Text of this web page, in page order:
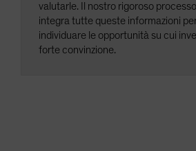
valutarle. Il nostro rigoroso
integra tutte queste informazioni
individuare le opportunità su cui
forte convinzione.